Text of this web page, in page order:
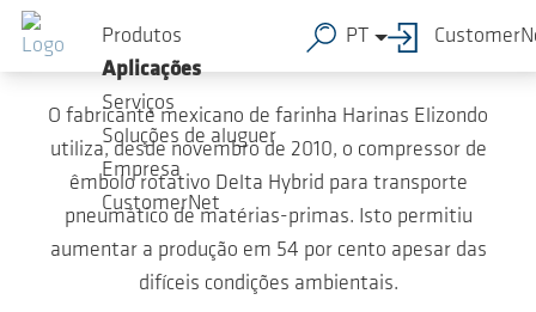
Ir para o conteúdo principal
Produtos
Aplicações
Serviços
Soluções de aluguer
Empresa
CustomerNet
PT
Harinas Elizondo no México
O fabricante mexicano de farinha Harinas Elizondo
utiliza, desde novembro de 2010, o compressor de
êmbolo rotativo Delta Hybrid para transporte
pneumático de matérias-primas. Isto permitiu
aumentar a produção em 54 por cento apesar das
difíceis condições ambientais.